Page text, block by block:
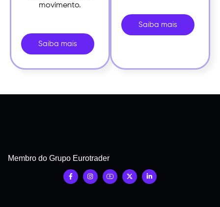
movimento.
Saiba mais
Saiba mais
Membro do Grupo Eurotrader